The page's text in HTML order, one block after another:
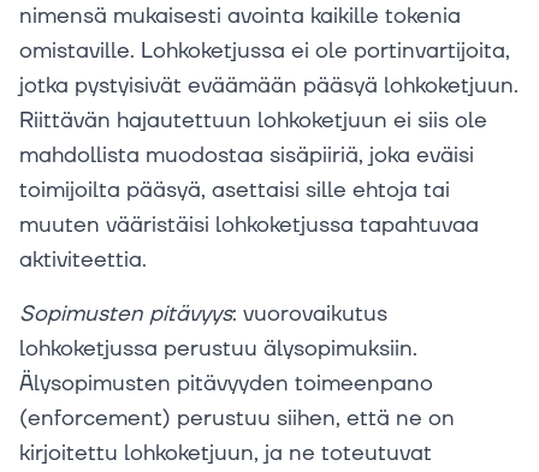
nimensä mukaisesti avointa kaikille tokenia
omistaville. Lohkoketjussa ei ole portinvartijoita,
jotka pystyisivät eväämään pääsyä lohkoketjuun.
Riittävän hajautettuun lohkoketjuun ei siis ole
mahdollista muodostaa sisäpiiriä, joka eväisi
toimijoilta pääsyä, asettaisi sille ehtoja tai
muuten vääristäisi lohkoketjussa tapahtuvaa
aktiviteettia.
Sopimusten pitävyys: vuorovaikutus
lohkoketjussa perustuu älysopimuksiin.
Älysopimusten pitävyyden toimeenpano
(enforcement) perustuu siihen, että ne on
kirjoitettu lohkoketjuun, ja ne toteutuvat